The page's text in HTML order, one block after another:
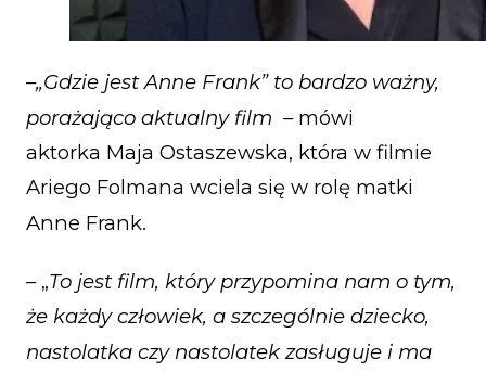
–„Gdzie jest Anne Frank” to bardzo ważny,
porażająco aktualny film – mówi
aktorka Maja Ostaszewska, która w filmie
Ariego Folmana wciela się w rolę matki
Anne Frank.
– „To jest film, który przypomina nam o tym,
że każdy człowiek, a szczególnie dziecko,
nastolatka czy nastolatek zasługuje i ma